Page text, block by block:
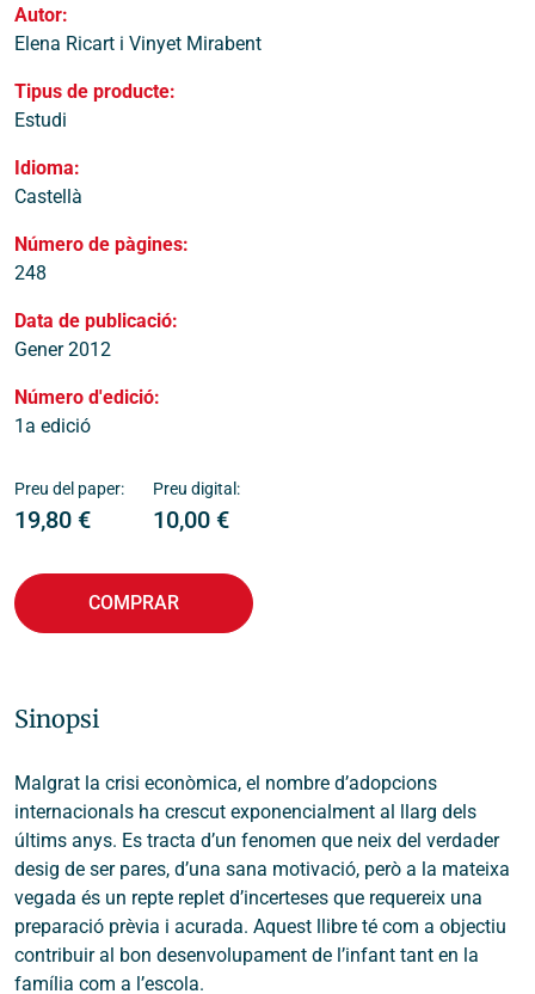
Autor:
Elena Ricart i Vinyet Mirabent
Tipus de producte:
Estudi
Idioma:
Castellà
Número de pàgines:
248
Data de publicació:
Gener 2012
Número d'edició:
1a edició
Preu del paper:
19,80 €
Preu digital:
10,00 €
COMPRAR
Sinopsi
Malgrat la crisi econòmica, el nombre d’adopcions
internacionals ha crescut exponencialment al llarg dels
últims anys. Es tracta d’un fenomen que neix del verdader
desig de ser pares, d’una sana motivació, però a la mateixa
vegada és un repte replet d’incerteses que requereix una
preparació prèvia i acurada. Aquest llibre té com a objectiu
contribuir al bon desenvolupament de l’infant tant en la
família com a l’escola.